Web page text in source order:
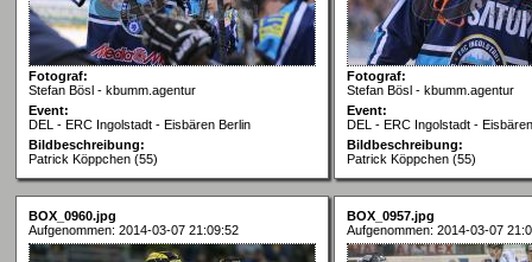
Fotograf:
Stefan Bösl - kbumm.agentur
Event:
DEL - ERC Ingolstadt - Eisbären Berlin
Bildbeschreibung:
Patrick Köppchen (55)
Fotograf:
Stefan Bösl - kbumm.agentur
Event:
DEL - ERC Ingolstadt -
Bildbeschreibung:
Patrick Köppchen (55)
BOX_0960.jpg
Aufgenommen: 2014-03-07 21:09:52
BOX_0957.jpg
Aufgenommen: 2014-03-07